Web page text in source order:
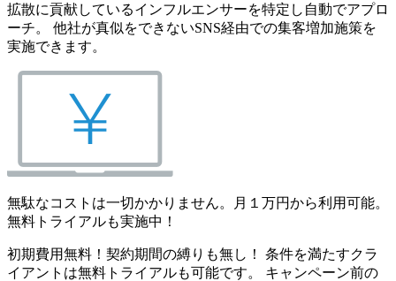
拡散に貢献しているインフルエンサーを特定し自動でアプロ
ーチ。 他社が真似をできないSNS経由での集客増加施策を
実施できます。
無駄なコストは一切かかりません。月１万円から利用可能。
無料トライアルも実施中！
初期費用無料！契約期間の縛りも無し！ 条件を満たすクラ
イアントは無料トライアルも可能です。 キャンペーン前の